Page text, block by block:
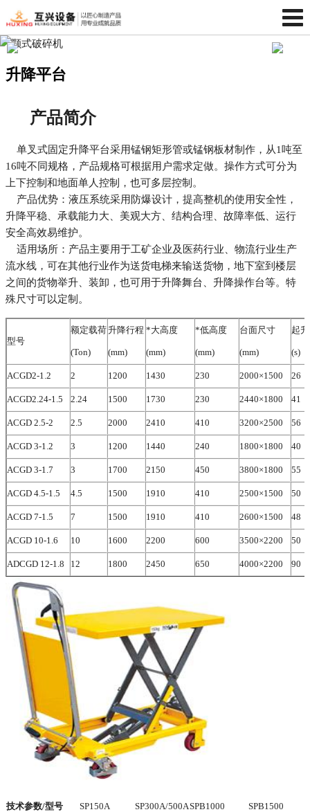
升降平台
产品简介
单叉式固定升降平台采用锰钢矩形管或锰钢板材制作，从1吨至
16吨不同规格，产品规格可根据用户需求定做。操作方式可分为
上下控制和地面单人控制，也可多层控制。
产品优势：液压系统采用防爆设计，提高整机的使用安全性，
升降平稳、承载能力大、美观大方、结构合理、故障率低、运行
安全高效易维护。
适用场所：产品主要用于工矿企业及医药行业、物流行业生产
流水线，可在其他行业作为送货电梯来输送货物，地下室到楼层
之间的货物举升、装卸，也可用于升降舞台、升降操作台等。特
殊尺寸可以定制。
型号
额定载荷
(Ton)
升降行程
(mm)
*大高度
(mm)
*低高度
(mm)
台面尺寸
(mm)
起
(s)
ACGD2-1.2 2 1200 1430 230 2000×1500 26
ACGD2.24-1.5 2.24 1500 1730 230 2440×1800 41
ACGD 2.5-2 2.5 2000 2410 410 3200×2500 56
ACGD 3-1.2 3 1200 1440 240 1800×1800 40
ACGD 3-1.7 3 1700 2150 450 3800×1800 55
ACGD 4.5-1.5 4.5 1500 1910 410 2500×1500 50
ACGD 7-1.5 7 1500 1910 410 2600×1500 48
ACGD 10-1.6 10 1600 2200 600 3500×2200 50
ADCGD 12-1.8 12 1800 2450 650 4000×2200 90
技术参数/型号 SP150A SP300A/500ASPB1000 SPB1500